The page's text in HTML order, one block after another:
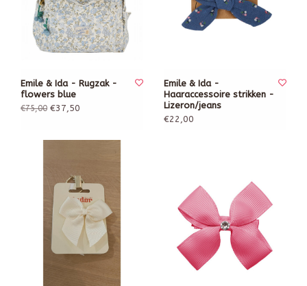
Emile & Ida - Rugzak -
flowers blue
€75,00 €37,50
Emile & Ida -
Haaraccessoire strikken -
Lizeron/jeans
€22,00